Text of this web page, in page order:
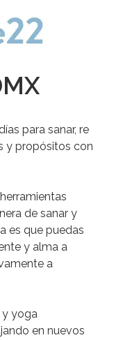
para sanar, re
y propósitos con
de sanar y
es que puedas
y alma a
a
y yoga
en nuevos